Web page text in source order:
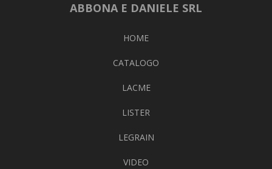
ABBONA E DANIELE SRL
HOME
CATALOGO
LACME
LISTER
LEGRAIN
VIDEO